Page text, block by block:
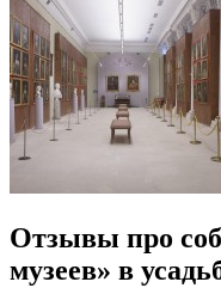
Отзывы про
музеев» в